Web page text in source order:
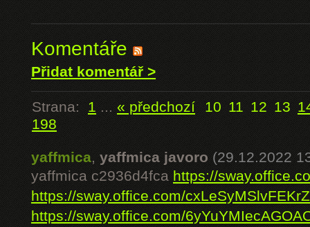
Komentáře
Přidat komentář >
Strana: 1 ... « předchozí 10 11 12 13
198
yaffmica, yaffmica javoro (29.12.2022
yaffmica c2936d4fca https://
https://sway.office.com/
https://sway.office.com/